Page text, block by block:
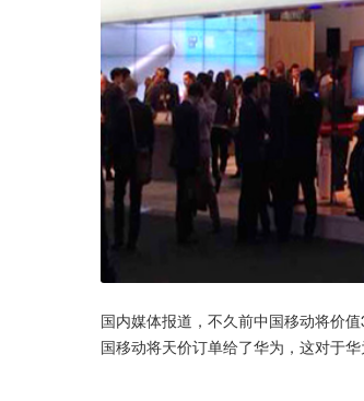
国内媒体报道，不久前中国移动将价
国移动将天价订单给了华为，这对于